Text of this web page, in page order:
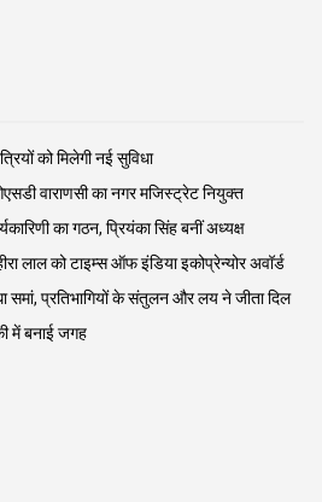
को मिलेगी नई सुविधा
वाराणसी का नगर मजिस्ट्रेट नियुक्त
का गठन, प्रियंका सिंह बनीं अध्यक्ष
लाल को टाइम्स ऑफ इंडिया इकोप्रेन्योर अवॉर्ड
समां, प्रतिभागियों के संतुलन और लय ने जीता दिल
में बनाई जगह